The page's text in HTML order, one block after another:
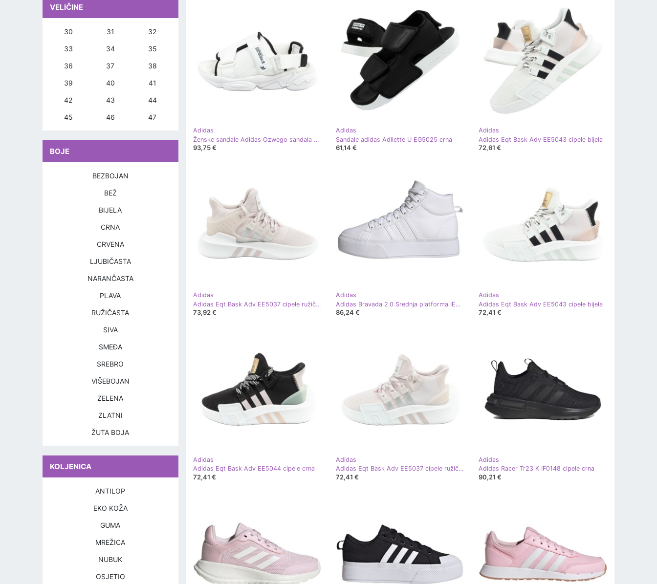
Adidas
Ženske sandale Adidas Ozwego sandala H67276 bijela
93,75 €
Adidas
Sandale adidas Adilette U EG5025 crna
61,14 €
Adidas
Adidas Eqt Bask Adv EE5043 cipele bijela
72,61 €
Adidas
Adidas Eqt Bask Adv EE5037 cipele ružičasta
73,92 €
Adidas
Adidas Bravada 2.0 Srednja platforma IE2316 Bijele cipele bijela
86,24 €
Adidas
Adidas Eqt Bask Adv EE5043 cipele bijela
72,41 €
Adidas
Adidas Eqt Bask Adv EE5044 cipele crna
72,41 €
Adidas
Adidas Eqt Bask Adv EE5037 cipele ružičasta
72,41 €
Adidas
Adidas Racer Tr23 K IF0148 cipele crna
90,21 €
VELIČINE
30 31 32
33 34 35
36 37 38
39 40 41
42 43 44
45 46 47
BOJE
BEZBOJAN
BEŽ
BIJELA
CRNA
CRVENA
LJUBIČASTA
NARANČASTA
PLAVA
RUŽIČASTA
SIVA
SMEĐA
SREBRO
VIŠEBOJAN
ZELENA
ZLATNI
ŽUTA BOJA
KOLJENICA
ANTILOP
EKO KOŽA
GUMA
MREŽICA
NUBUK
OSJETIO